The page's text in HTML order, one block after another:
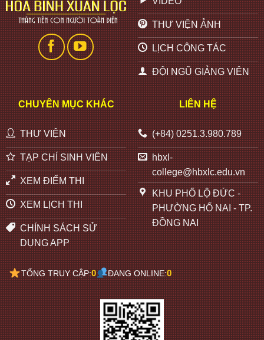
THƯ VIỆN ẢNH
LỊCH CÔNG TÁC
ĐỘI NGŨ GIẢNG VIÊN
CHUYÊN MỤC KHÁC
THƯ VIỆN
TẠP CHÍ SINH VIÊN
XEM ĐIỂM THI
XEM LỊCH THI
CHÍNH SÁCH SỬ
DỤNG APP
LIÊN HỆ
(+84) 0251.3.980.789
hbxl-
college@hbxlc.edu.vn
KHU PHỐ LỘ ĐỨC -
PHƯỜNG HỐ NAI - TP.
ĐỒNG NAI
TỔNG TRUY CẬP:0 ĐANG ONLINE:0